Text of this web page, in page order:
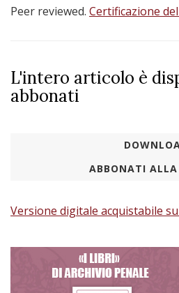
Peer reviewed. Certificazione
L'intero articolo è
abbonati
ABBONATI
Versione digitale acquistabile